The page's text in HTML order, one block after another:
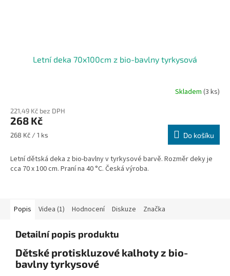
Letní deka 70x100cm z bio-bavlny tyrkysová
Skladem (3 ks)
221,49 Kč bez DPH
268 Kč
Měrná
268 Kč / 1 ks Do košíku
Letní dětská deka z bio-bavlny v tyrkysové barvě. Rozměr deky je
cca 70 x 100 cm. Praní na 40 °C. Česká výroba.
Popis Videa (1) Hodnocení Diskuze Značka
Detailní popis produktu
Dětské protiskluzové kalhoty z bio-
bavlny tyrkysové